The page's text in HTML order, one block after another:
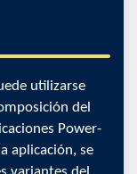
utilizarse
del
Power-
aplicación, se